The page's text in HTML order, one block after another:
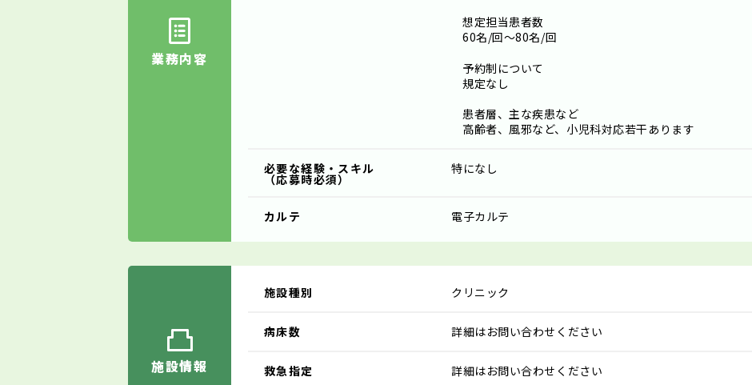
業務内容
想定担当患者数
60名/回～80名/回
予約制について
規定なし
患者層、主な疾患など
高齢者、風邪など、小児科対応若干あります
必要な経験・スキル
（応募時必須）
特になし
カルテ 電子カルテ
施設情報
施設種別 クリニック
病床数 詳細はお問い合わせください
救急指定 詳細はお問い合わせください